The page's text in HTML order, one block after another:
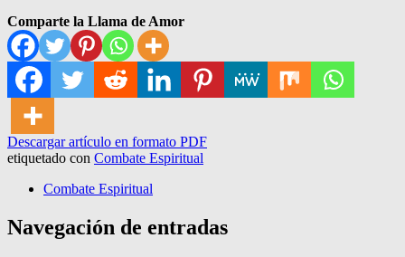
Comparte la Llama de Amor
Descargar artículo en formato PDF
etiquetado con Combate Espiritual
Combate Espiritual
Navegación de entradas